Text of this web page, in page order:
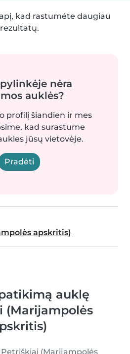
kad rastumėte daugiau
rezultatų.
nėra
auklės?
profilį šiandien ir mes
kad surastume
jūsų vietovėje.
Pradėti
apskritis)
auklę
(Marijampolės
(Marijampolės